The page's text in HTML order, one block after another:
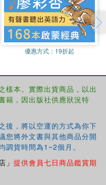
participants and their
Chapters relate
research and
playwork practice through
from stories told by
with whom they
academic field, this
and students
education and youth
and the sociology of
優惠方式： 19折起
樣本。實際出貨商品，以出
籍，因出版社供應狀況特
後，將以空運的方式為你下
您將外文書與其他商品分開
調貨時間為1~2個月。
」 提供會員七日商品鑑賞期